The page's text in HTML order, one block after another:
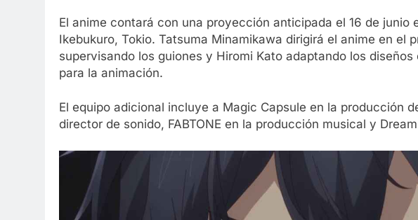
El anime contará con una proyección anticipada el 16 de junio
Ikebukuro, Tokio. Tatsuma Minamikawa dirigirá el anime en el
supervisando los guiones y Hiromi Kato adaptando los
para la animación.
El equipo adicional incluye a Magic Capsule en la producción
director de sonido, FABTONE en la producción musical y